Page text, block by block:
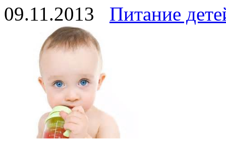
09.11.2013 Питание